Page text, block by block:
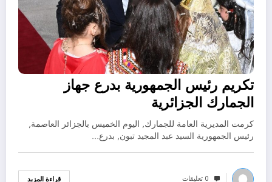
تكريم رئيس الجمهورية بدرع جهاز
الجمارك الجزائرية
كرمت المديرية العامة للجمارك, اليوم الخميس بالجزائر العاصمة,
رئيس الجمهورية السيد عبد المجيد تبون, بدرع…
0 تعليقات قراءة المزيد